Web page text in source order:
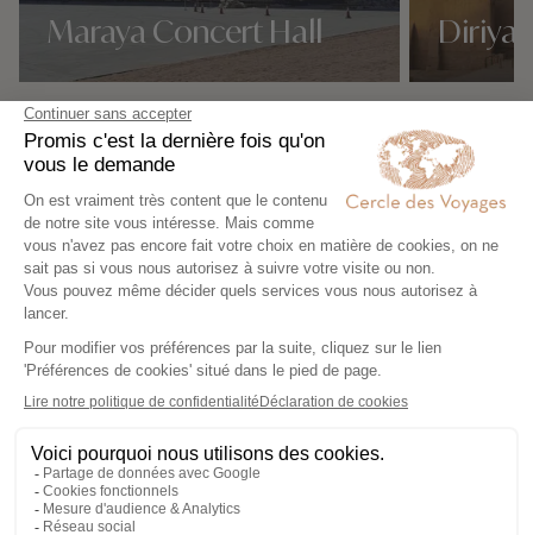
Maraya Concert Hall
Nos 1 idées voyage Nos 1 idées
Jabal Al‑Qarah selon vos envies
Voyage dans le
désert du Moyen-
Orient
groupe dans le
désert
Expertise et co-construction